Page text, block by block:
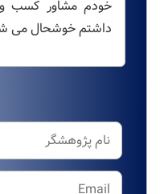
خودم مشاور کسب
داشتم خوشحال می